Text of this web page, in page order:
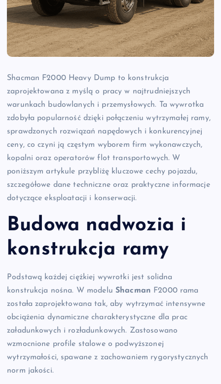
Shacman F2000 Heavy Dump to konstrukcja
zaprojektowana z myślą o pracy w najtrudniejszych
warunkach budowlanych i przemysłowych. Ta wywrotka
zdobyła popularność dzięki połączeniu wytrzymałej ramy,
sprawdzonych rozwiązań napędowych i konkurencyjnej
ceny, co czyni ją częstym wyborem firm wykonawczych,
kopalni oraz operatorów flot transportowych. W
poniższym artykule przybliżę kluczowe cechy pojazdu,
szczegółowe dane techniczne oraz praktyczne informacje
dotyczące eksploatacji i konserwacji.
Budowa nadwozia i
konstrukcja ramy
Podstawą każdej ciężkiej wywrotki jest solidna
konstrukcja nośna. W modeluShacman F2000 rama
została zaprojektowana tak, aby wytrzymać intensywne
obciążenia dynamiczne charakterystyczne dla prac
załadunkowych i rozładunkowych. Zastosowano
wzmocnione profile stalowe o podwyższonej
wytrzymałości, spawane z zachowaniem rygorystycznych
norm jakości.